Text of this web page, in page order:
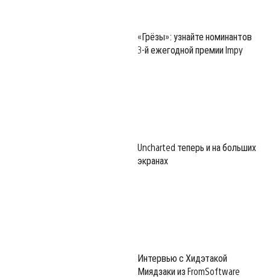
«Грёзы»: узнайте номинантов
3-й ежегодной премии Impy
Uncharted теперь и на больших
экранах
Интервью с Хидэтакой
Миядзаки из FromSoftware